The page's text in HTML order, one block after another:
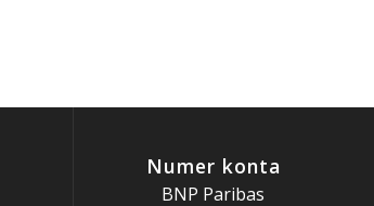
Numer konta
BNP Paribas